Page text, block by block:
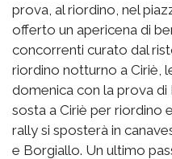
prova, al riordino, nel
offerto un apericena di
concorrenti curato dal
riordino notturno a Ciriè,
domenica con la prova
sosta a Ciriè per riordino
rally si sposterà in
e Borgiallo. Un ultimo